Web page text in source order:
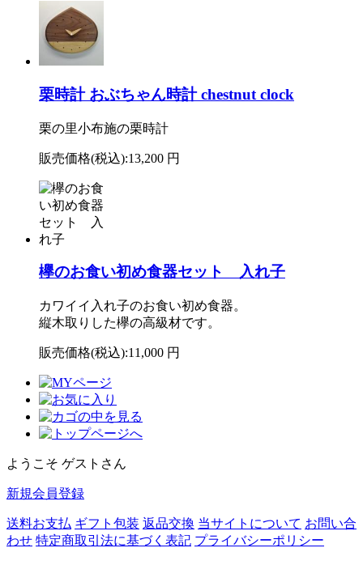
栗時計 おぶちゃん時計 chestnut clock
栗の里小布施の栗時計
販売価格(税込):13,200 円
欅のお食い初め食器セット 入れ子
カワイイ入れ子のお食い初め食器。
縦木取りした欅の高級材です。
販売価格(税込):11,000 円
ようこそ ゲストさん
新規会員登録
送料お支払 ギフト包装 返品交換 当サイトについて お問い合
わせ 特定商取引法に基づく表記 プライバシーポリシー